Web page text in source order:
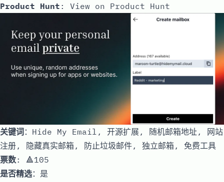
Product Hunt : View on Product Hunt
关键词：Hide My Email, 开源扩展, 随机邮箱地址, 网站
注册, 隐藏真实邮箱, 防止垃圾邮件, 独立邮箱, 免费工具
票数: 🔺105
是否精选：是